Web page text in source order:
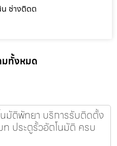
น ช่างติดต
ทั้งหมด
มัติพัทยา บริการรับติดตั้ง
ประตูรั้วอัตโนมัติ ครบ